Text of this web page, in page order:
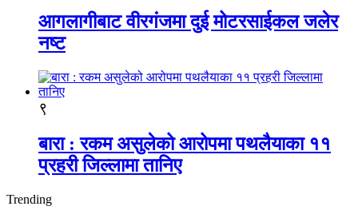
आगलागीबाट वीरगंजमा दुई मोटरसाईकल जलेर
नष्ट
९
बारा : रकम असुलेको आरोपमा पथलैयाका ११
प्रहरी जिल्लामा तानिए
Trending